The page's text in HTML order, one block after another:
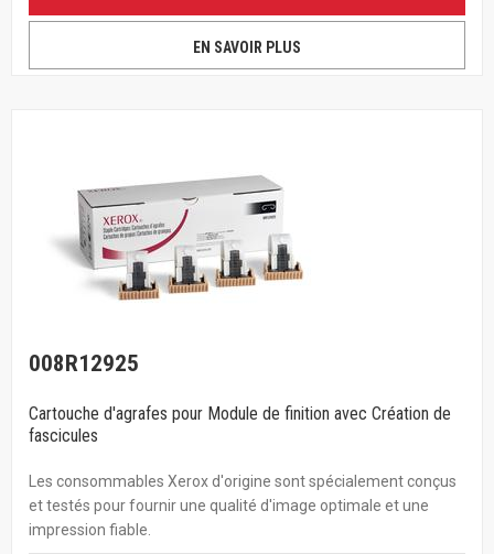
EN SAVOIR PLUS
008R12925
Cartouche d'agrafes pour Module de finition avec Création de
fascicules
Les consommables Xerox d'origine sont spécialement conçus
et testés pour fournir une qualité d'image optimale et une
impression fiable.